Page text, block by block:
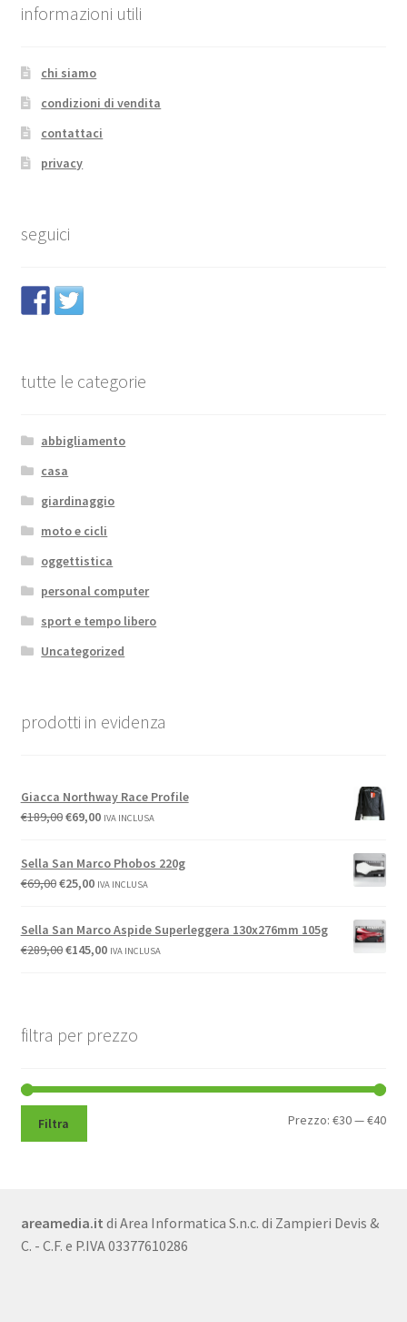
informazioni utili
chi siamo
condizioni di vendita
contattaci
privacy
seguici
tutte le categorie
abbigliamento
casa
giardinaggio
moto e cicli
oggettistica
personal computer
sport e tempo libero
Uncategorized
prodotti in evidenza
Giacca Northway Race Profile
€189,00€69,00 IVA INCLUSA
Sella San Marco Phobos 220g
€69,00€25,00 IVA INCLUSA
Sella San Marco Aspide Superleggera 130x276mm 105g
€289,00€145,00 IVA INCLUSA
filtra per prezzo
Filtra Prezzo:€30—€40
areamedia.it di Area Informatica S.n.c. di Zampieri Devis &
C. - C.F. e P.IVA 03377610286